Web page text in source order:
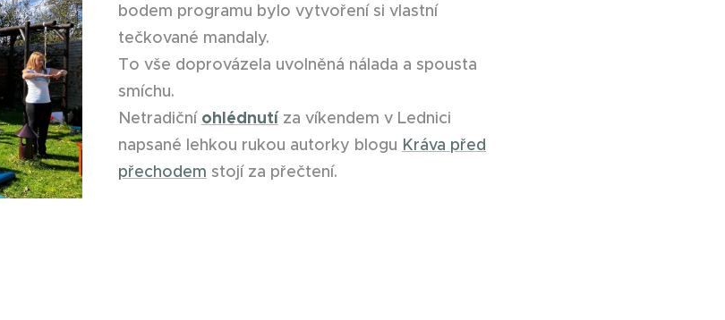
bodem programu bylo vytvoření si vlastní
tečkované mandaly.
To vše doprovázela uvolněná nálada a spousta
smíchu.
Netradiční ohlédnutíza víkendem v Lednici
napsané lehkou rukou autorky blogu Kráva před
přechodem stojí za přečtení.